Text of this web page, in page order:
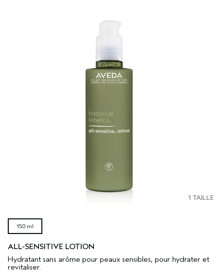
1 TAILLE
150 ml
ALL-SENSITIVE LOTION
Hydratant sans arôme pour peaux sensibles, pour hydrater et
revitaliser.